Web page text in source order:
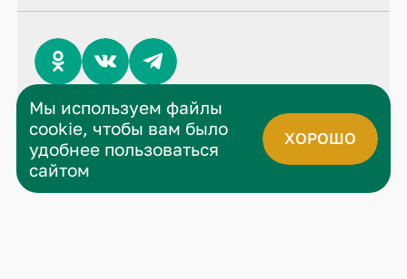
© 2026 все права защищены
Политика конфиденциальности
Мы используем файлы
cookie, чтобы вам было
удобнее пользоваться
сайтом
ХОРОШО